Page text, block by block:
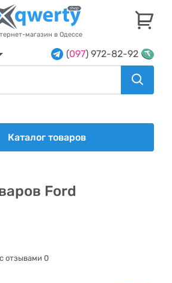
магазин в Одессе
(097) 972-82-92
Каталог товаров
Ford
отзывами 0